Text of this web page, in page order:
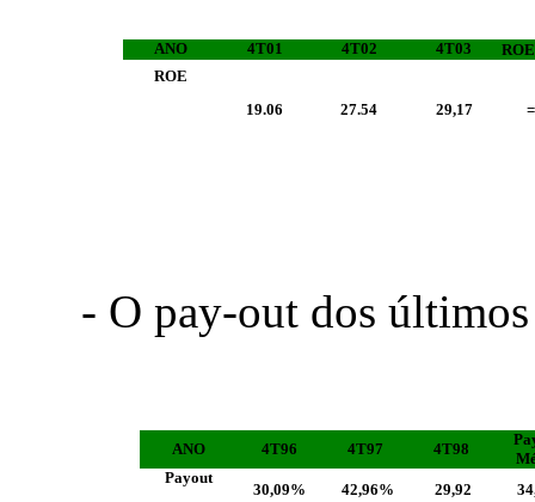
ANO 4T01 4T02 4T03
ROE
19.06
27.54 29,17
- O pay-out dos
ANO 4T96 4T97 4T98
Payout
30,09% 42,96% 29,92